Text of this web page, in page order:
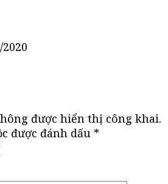
2020
được hiển thị công khai.
được đánh dấu *